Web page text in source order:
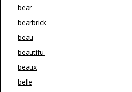
bear
bearbrick
beau
beautiful
beaux
belle